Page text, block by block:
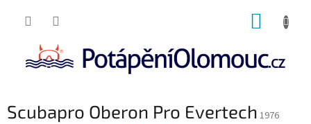
Scubapro Oberon Pro Evertech 1976